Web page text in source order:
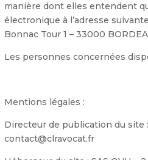
manière dont elles entendent
électronique à l’adresse
Bonnac Tour 1 – 33000
Les personnes concernées
Mentions légales :
Directeur de publication du site :
contact@clravocat.fr